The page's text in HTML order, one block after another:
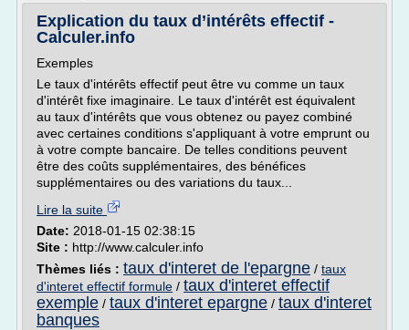
Explication du taux d’intérêts effectif -
Calculer.info
Exemples
Le taux d'intérêts effectif peut être vu comme un taux
d'intérêt fixe imaginaire. Le taux d'intérêt est équivalent
au taux d'intérêts que vous obtenez ou payez combiné
avec certaines conditions s'appliquant à votre emprunt ou
à votre compte bancaire. De telles conditions peuvent
être des coûts supplémentaires, des bénéfices
supplémentaires ou des variations du taux...
Lire la suite
Date: 2018-01-15 02:38:15
Site : http://www.calculer.info
Thèmes liés : taux d'interet de l'epargne / taux
d'interet effectif formule / taux d'interet effectif
exemple / taux d'interet epargne / taux d'interet
banques